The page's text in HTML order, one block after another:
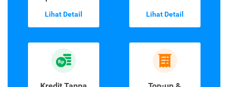
Lihat Detail Lihat Detail